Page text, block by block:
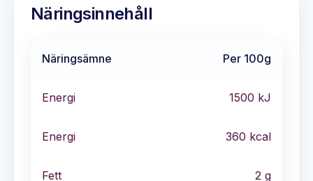
Näringsinnehåll
Näringsämne Per 100g
Energi 1500 kJ
Energi 360 kcal
Fett 2 g